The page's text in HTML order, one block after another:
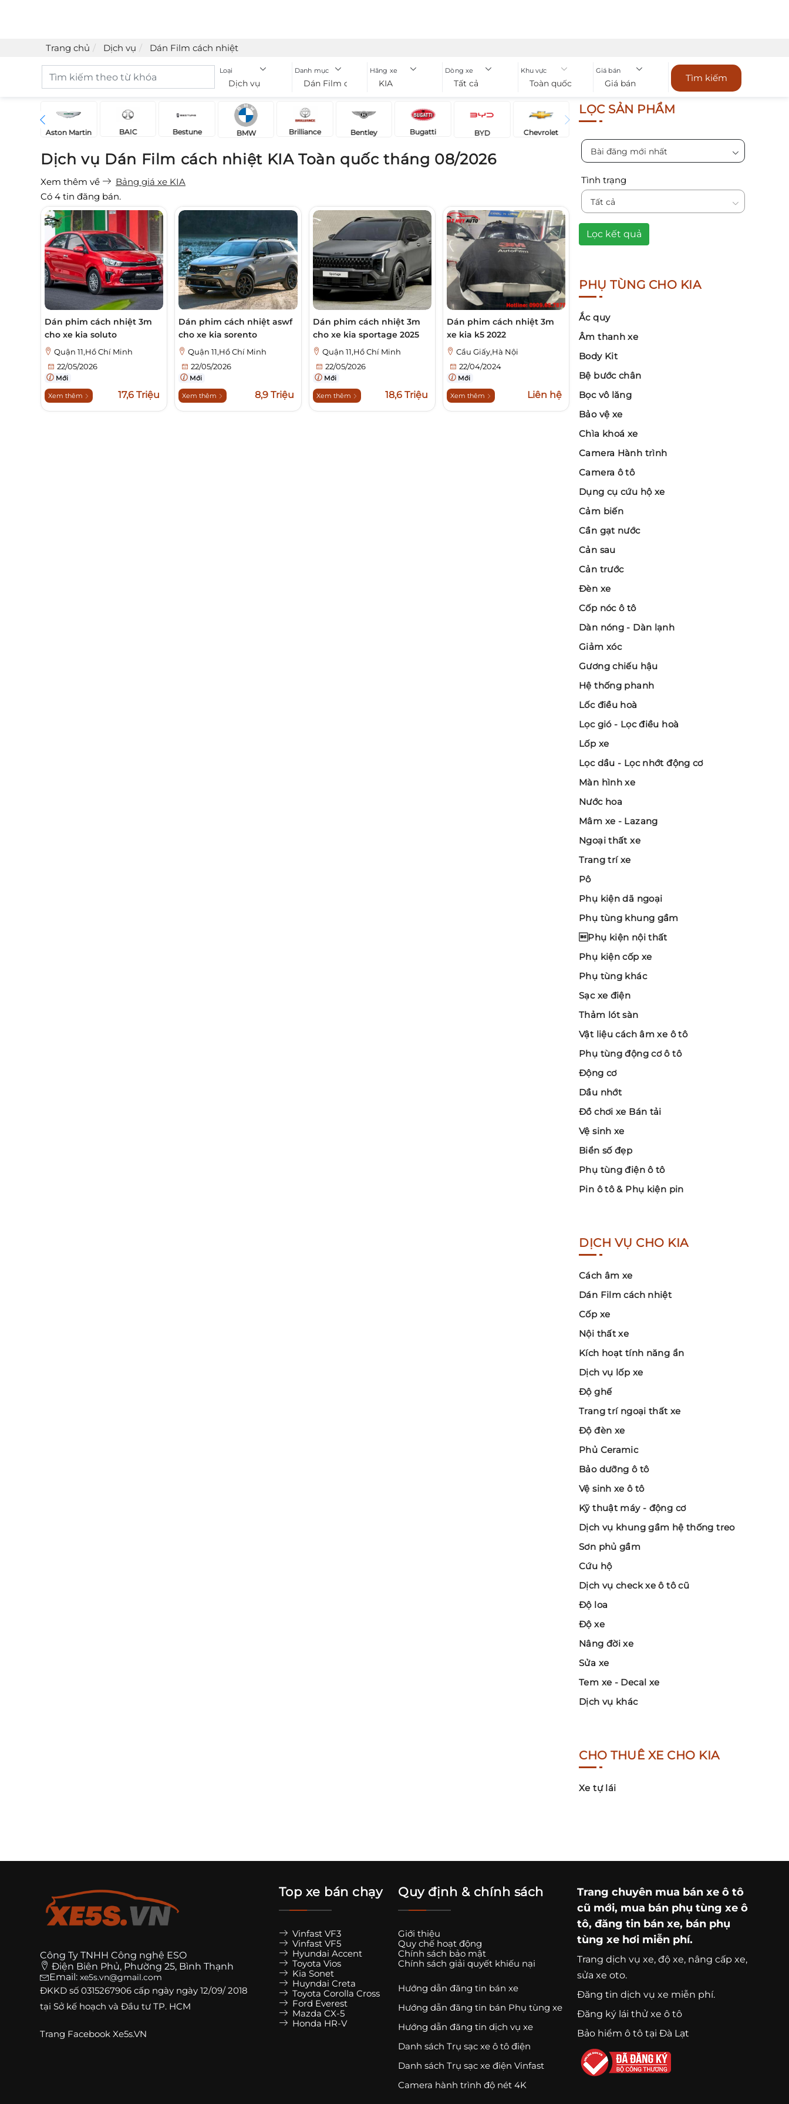
Trang chủ Dịch vụ Dán Film cách nhiệt
Loại
Dịch vụ
Danh mục
Dán Film cách nhiệt
Hãng xe
KIA
Dòng xe
Tất cả
Khu vực
Toàn quốc
Giá bán
Giá bán Tìm kiếm
Aston Martin BAIC Bestune BMW Brilliance Bentley Bugatti BYD Chevrolet
Dịch vụ Dán Film cách nhiệt KIA Toàn quốc tháng 08/2026
Xem thêm về
Bảng giá xe KIA
Có 4 tin đăng bán.
Dán phim cách nhiệt 3m
cho xe kia soluto
Quận 11,Hồ Chí Minh
22/05/2026
Mới
Xem thêm 17,6 Triệu
Dán phim cách nhiệt aswf
cho xe kia sorento
Quận 11,Hồ Chí Minh
22/05/2026
Mới
Xem thêm 8,9 Triệu
Dán phim cách nhiệt 3m
cho xe kia sportage 2025
Quận 11,Hồ Chí Minh
22/05/2026
Mới
Xem thêm 18,6 Triệu
Dán phim cách nhiệt 3m
xe kia k5 2022
Cầu Giấy,Hà Nội
22/04/2024
Mới
Xem thêm Liên hệ
LỌC SẢN PHẨM
Bài đăng mới nhất
Tình trạng
Tất cả
Lọc kết quả
PHỤ TÙNG CHO KIA
Ắc quy
Âm thanh xe
Body Kit
Bệ bước chân
Bọc vô lăng
Bảo vệ xe
Chìa khoá xe
Camera Hành trình
Camera ô tô
Dụng cụ cứu hộ xe
Cảm biến
Cần gạt nước
Cản sau
Cản trước
Đèn xe
Cốp nóc ô tô
Dàn nóng - Dàn lạnh
Giảm xóc
Gương chiếu hậu
Hệ thống phanh
Lốc điều hoà
Lọc gió - Lọc điều hoà
Lốp xe
Lọc dầu - Lọc nhớt động cơ
Màn hình xe
Nước hoa
Mâm xe - Lazang
Ngoại thất xe
Trang trí xe
Pô
Phụ kiện dã ngoại
Phụ tùng khung gầm
Phụ kiện nội thất
Phụ kiện cốp xe
Phụ tùng khác
Sạc xe điện
Thảm lót sàn
Vật liệu cách âm xe ô tô
Phụ tùng động cơ ô tô
Động cơ
Dầu nhớt
Đồ chơi xe Bán tải
Vệ sinh xe
Biển số đẹp
Phụ tùng điện ô tô
Pin ô tô & Phụ kiện pin
DỊCH VỤ CHO KIA
Cách âm xe
Dán Film cách nhiệt
Cốp xe
Nội thất xe
Kích hoạt tính năng ẩn
Dịch vụ lốp xe
Độ ghế
Trang trí ngoại thất xe
Độ đèn xe
Phủ Ceramic
Bảo dưỡng ô tô
Vệ sinh xe ô tô
Kỹ thuật máy - động cơ
Dịch vụ khung gầm hệ thống treo
Sơn phủ gầm
Cứu hộ
Dịch vụ check xe ô tô cũ
Độ loa
Độ xe
Nâng đời xe
Sửa xe
Tem xe - Decal xe
Dịch vụ khác
CHO THUÊ XE CHO KIA
Xe tự lái
Công Ty TNHH Công nghệ ESO
Điện Biên Phủ, Phường 25, Bình Thạnh
Email: xe5s.vn@gmail.com
ĐKKD số 0315267906 cấp ngày ngày 12/09/ 2018
tại Sở kế hoạch và Đầu tư TP. HCM
Trang Facebook Xe5s.VN
Top xe bán chạy
Vinfast VF3
Vinfast VF5
Hyundai Accent
Toyota Vios
Kia Sonet
Huyndai Creta
Toyota Corolla Cross
Ford Everest
Mazda CX-5
Honda HR-V
Quy định & chính sách
Giới thiệu
Quy chế hoạt động
Chính sách bảo mật
Chính sách giải quyết khiếu nại
Hướng dẫn đăng tin bán xe
Hướng dẫn đăng tin bán Phụ tùng xe
Hướng dẫn đăng tin dịch vụ xe
Danh sách Trụ sạc xe ô tô điện
Danh sách Trụ sạc xe điện Vinfast
Camera hành trình độ nét 4K
Trang chuyên mua bán xe ô tô
cũ mới, mua bán phụ tùng xe ô
tô, đăng tin bán xe, bán phụ
tùng xe hơi miễn phí.
Trang dịch vụ xe, độ xe, nâng cấp xe,
sửa xe oto.
Đăng tin dịch vụ xe miễn phí.
Đăng ký lái thử xe ô tô
Bảo hiểm ô tô tại Đà Lạt